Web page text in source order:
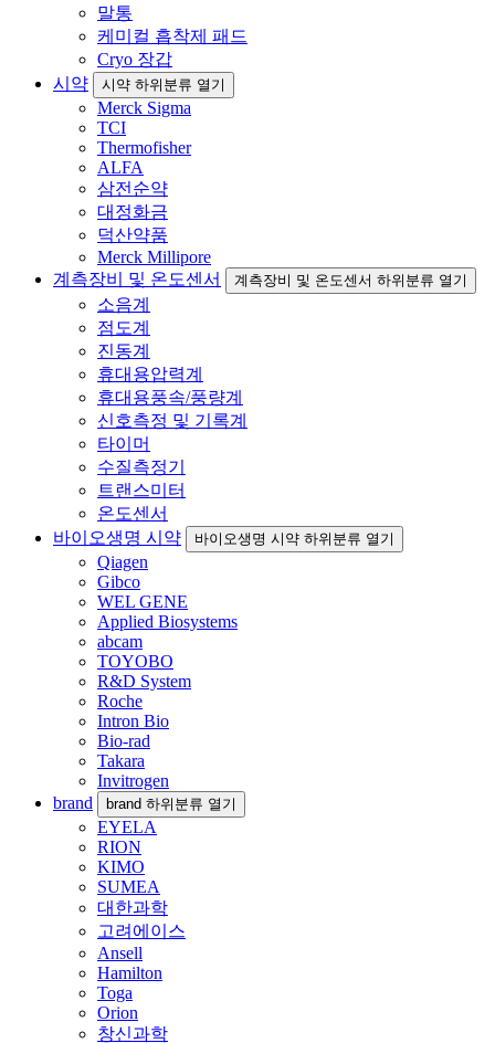
말통
케미컬 흡착제 패드
Cryo 장갑
시약
시약 하위분류 열기
Merck Sigma
TCI
Thermofisher
ALFA
삼전순약
대정화금
덕산약품
Merck Millipore
계측장비 및 온도센서
계측장비 및 온도센서 하위분류 열기
소음계
점도계
진동계
휴대용압력계
휴대용풍속/풍량계
신호측정 및 기록계
타이머
수질측정기
트랜스미터
온도센서
바이오생명 시약
바이오생명 시약 하위분류 열기
Qiagen
Gibco
WEL GENE
Applied Biosystems
abcam
TOYOBO
R&D System
Roche
Intron Bio
Bio-rad
Takara
Invitrogen
brand
brand 하위분류 열기
EYELA
RION
KIMO
SUMEA
대한과학
고려에이스
Ansell
Hamilton
Toga
Orion
창신과학